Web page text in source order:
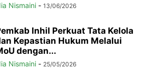
Nismaini - 13/06/2026
Inhil Perkuat Tata Kelola
Kepastian Hukum Melalui
dengan...
Nismaini - 25/05/2026